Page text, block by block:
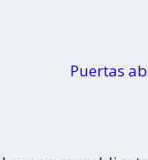
Puertas